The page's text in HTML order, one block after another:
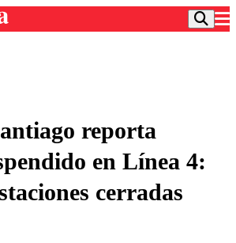
TV
Colo
reporta
en Línea 4:
cerradas